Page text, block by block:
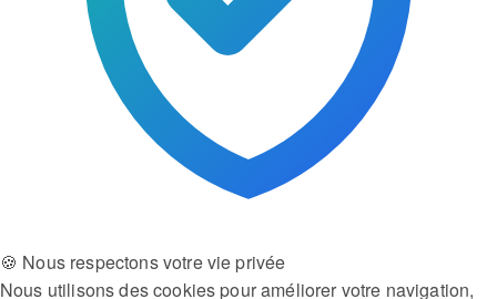
🍪 Nous respectons votre vie privée
Nous utilisons des cookies pour améliorer votre navigation,